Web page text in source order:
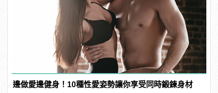
邊做愛邊健身！10種性愛姿勢讓你享受同時鍛鍊身材